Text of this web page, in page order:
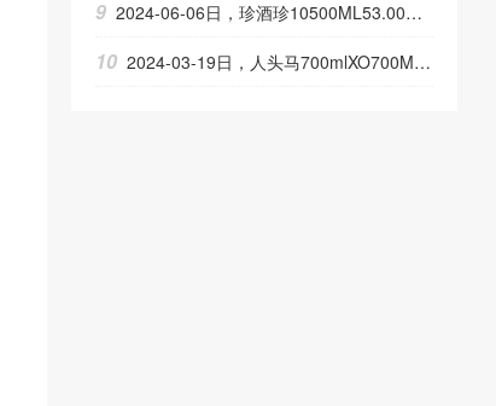
9 2024-06-06日，珍酒珍10500ML53.00度酒每瓶的价格是多少呢？
10 2024-03-19日，人头马700mlXO700ML40.00度酒每瓶的价格是多少呢？